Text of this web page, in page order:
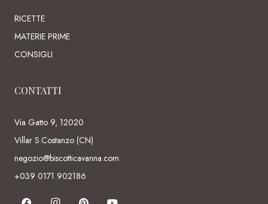
RICETTE
MATERIE PRIME
CONSIGLI
CONTATTI
Via Gatto 9, 12020
Villar S.Costanzo (CN)
negozio@biscotticavanna.com
+039 0171 902186